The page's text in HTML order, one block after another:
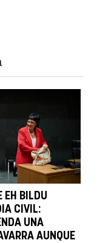
EH BILDU
CIVIL:
UNA
AUNQUE